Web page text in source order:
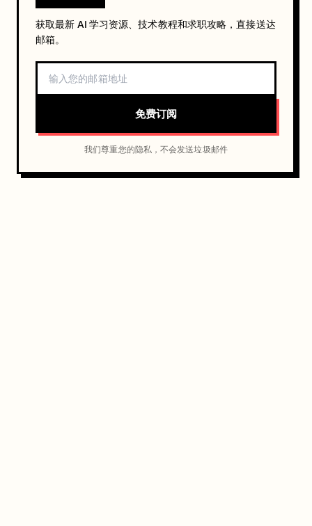
获取最新 AI 学习资源、技术教程和求职攻略，直接送达
邮箱。
免费订阅
我们尊重您的隐私，不会发送垃圾邮件